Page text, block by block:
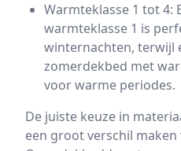
Warmteklasse 1 tot 4:
warmteklasse 1 is
winternachten, terwijl
zomerdekbed met
voor warme periodes.
De juiste keuze in
een groot verschil